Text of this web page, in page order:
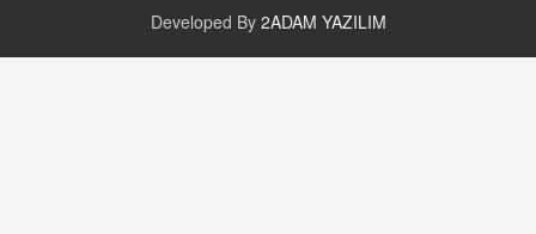
GÜNLÜK BURÇ YORUMU
Günlük Burç Yorumu | 22 Kasım 2024: Koç,
Developed By 2ADAM YAZILIM